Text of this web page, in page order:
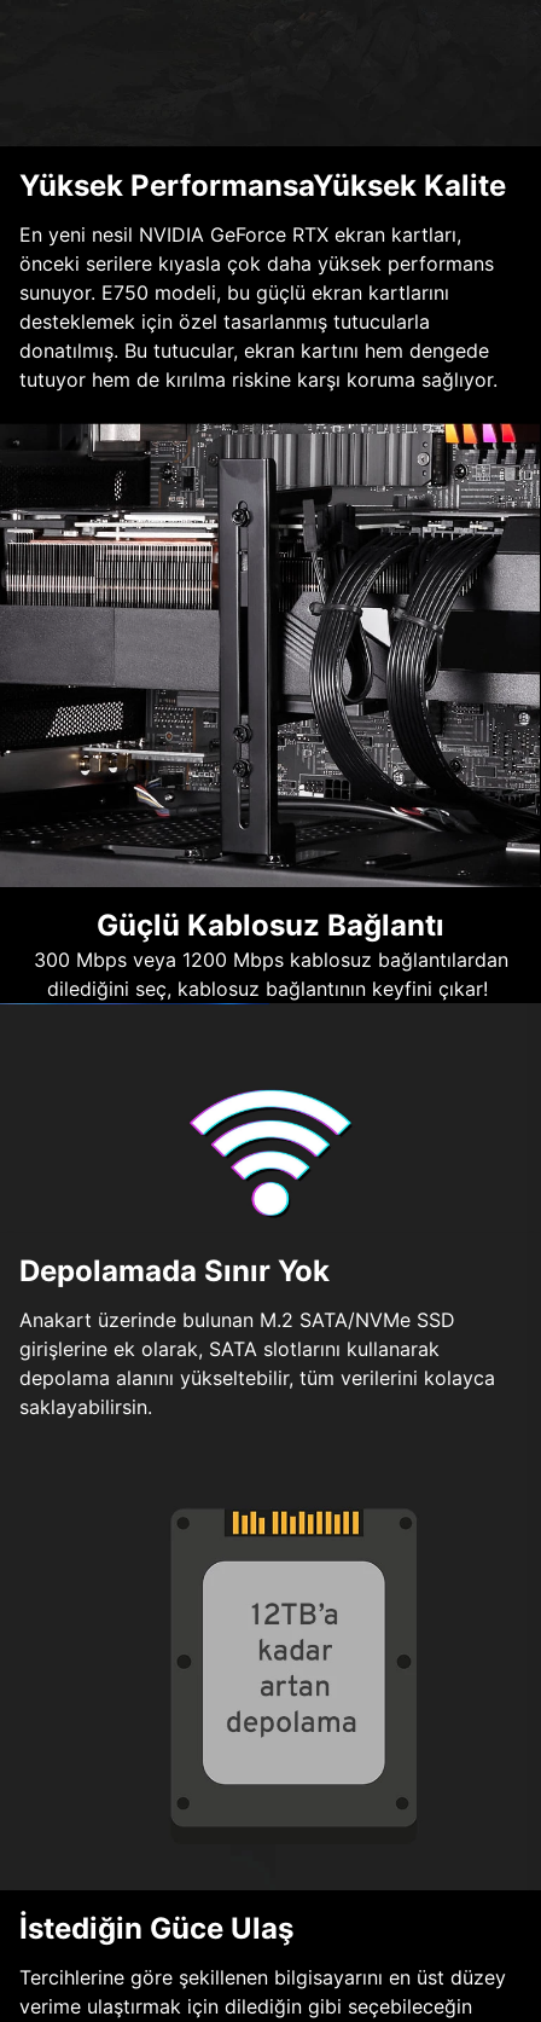
Yüksek PerformansaYüksek Kalite
En yeni nesil NVIDIA GeForce RTX ekran kartları,
önceki serilere kıyasla çok daha yüksek performans
sunuyor. E750 modeli, bu güçlü ekran kartlarını
desteklemek için özel tasarlanmış tutucularla
donatılmış. Bu tutucular, ekran kartını hem dengede
tutuyor hem de kırılma riskine karşı koruma sağlıyor.
Güçlü Kablosuz Bağlantı
300 Mbps veya 1200 Mbps kablosuz bağlantılardan
dilediğini seç, kablosuz bağlantının keyfini çıkar!
Depolamada Sınır Yok
Anakart üzerinde bulunan M.2 SATA/NVMe SSD
girişlerine ek olarak, SATA slotlarını kullanarak
depolama alanını yükseltebilir, tüm verilerini kolayca
saklayabilirsin.
İstediğin Güce Ulaş
Tercihlerine göre şekillenen bilgisayarını en üst düzey
verime ulaştırmak için dilediğin gibi seçebileceğin